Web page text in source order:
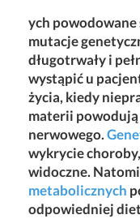
ych powodowane
mutacje
długotrwały i
wystąpić u
życia, kiedy
materii powodują
nerwowego.
wykrycie
widoczne.
metabolicznych
odpowiedniej